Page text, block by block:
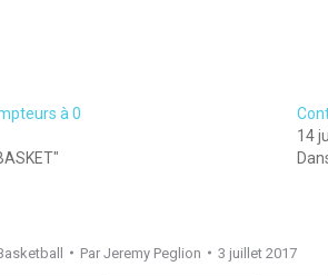
à 0
14
Par Jeremy Peglion 3 juillet 2017